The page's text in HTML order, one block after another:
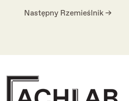
Następny Rzemieślnik→